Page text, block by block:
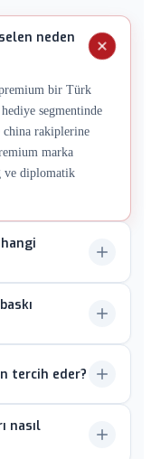
neden
bir Türk
segmentinde
china rakiplerine
marka
ve diplomatik
seti, 12 parça
sunum tabağı,
kalitesi yakalanır.
dijital baskı düşük
detayları için
veya tek renk
tercih eder?
üst düzey
tarafından
nasıl